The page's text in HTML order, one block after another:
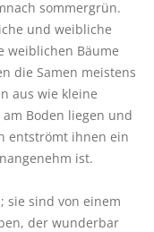
sommergrün.
und weibliche
weiblichen Bäume
die Samen meistens
aus wie kleine
Boden liegen und
entströmt ihnen ein
ist.
sie sind von einem
der wunderbar